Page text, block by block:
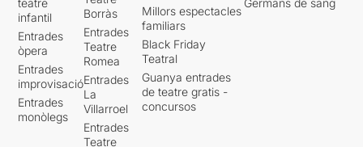
infantil
Entrades
òpera
Entrades
improvisació
Entrades
monòlegs
Borràs
Entrades
Teatre
Romea
Entrades
La
Villarroel
Entrades
Teatre
Millors espectacles
familiars
Black Friday
Teatral
Guanya entrades
de teatre gratis -
concursos